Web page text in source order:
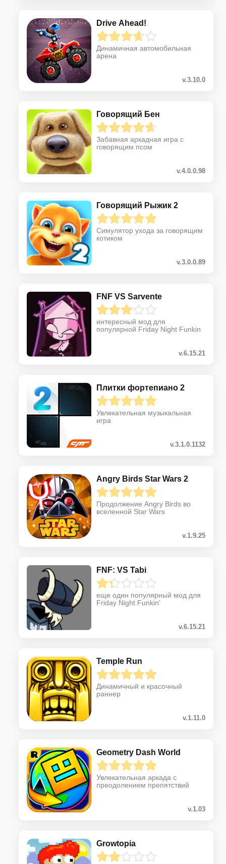
Drive Ahead!
Динамичная автомобильная
арена
v.3.10.0
Говорящий Бен
Забавная аркадная игра с
говорящим псом
v.4.0.0.98
Говорящий Рыжик 2
Симулятор ухода за говорящим
котиком
v.3.0.0.89
FNF VS Sarvente
интересный мод для
популярной Friday Night Funkin
v.6.15.21
Плитки фортепиано 2
Увлекательная музыкальная
игра
v.3.1.0.1132
Angry Birds Star Wars 2
Продолжение Angry Birds во
вселенной Star Wars
v.1.9.25
FNF: VS Tabi
еще один популярный мод для
Friday Night Funkin'
v.6.15.21
Temple Run
Динамичный и красочный
раннер
v.1.11.0
Geometry Dash World
Увлекательная аркада с
преодолением препятствий
v.1.03
Growtopia